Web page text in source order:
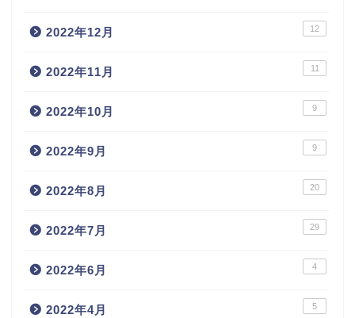
2022年12月 12
2022年11月 11
2022年10月 9
2022年9月 9
2022年8月 20
2022年7月 29
2022年6月 4
2022年4月 5